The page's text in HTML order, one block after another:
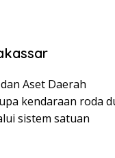
Aset Daerah
kendaraan roda
sistem satuan